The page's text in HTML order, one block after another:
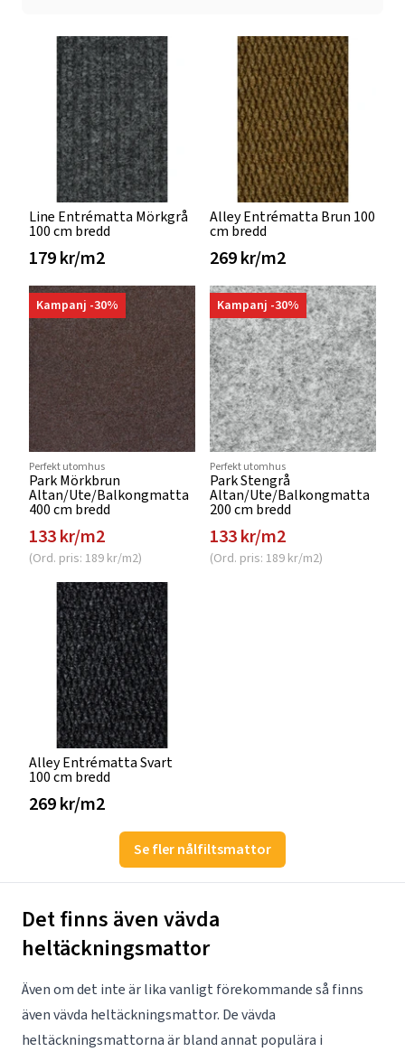
Line Entrématta Mörkgrå
100 cm bredd
179 kr/m2
Alley Entrématta Brun 100
cm bredd
269 kr/m2
Kampanj -30%
Perfekt utomhus
Park Mörkbrun
Altan/Ute/Balkongmatta
400 cm bredd
133 kr/m2
(Ord. pris: 189 kr/m2)
Kampanj -30%
Perfekt utomhus
Park Stengrå
Altan/Ute/Balkongmatta
200 cm bredd
133 kr/m2
(Ord. pris: 189 kr/m2)
Alley Entrématta Svart
100 cm bredd
269 kr/m2
Se fler nålfiltsmattor
Det finns även vävda
heltäckningsmattor
Även om det inte är lika vanligt förekommande så finns
även vävda heltäckningsmattor. De vävda
heltäckningsmattorna är bland annat populära i